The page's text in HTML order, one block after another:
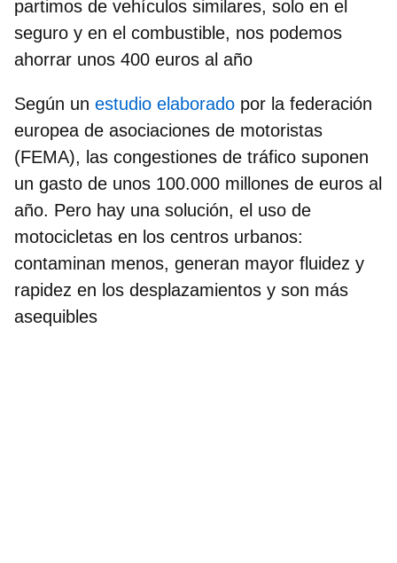
partimos de vehículos similares, solo en el
seguro y en el combustible, nos podemos
ahorrar unos 400 euros al año
Según un estudio elaborado por la federación
europea de asociaciones de motoristas
(FEMA), las congestiones de tráfico suponen
un gasto de unos 100.000 millones de euros al
año. Pero hay una solución, el uso de
motocicletas en los centros urbanos:
contaminan menos, generan mayor fluidez y
rapidez en los desplazamientos y son más
asequibles